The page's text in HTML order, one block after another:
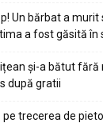
Un bărbat a
a fost găsită
și-a bătut
după gratii
trecerea de